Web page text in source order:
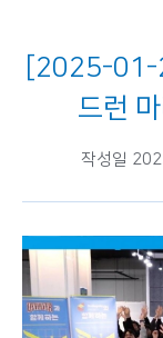
[2025-01-
드런
작성일